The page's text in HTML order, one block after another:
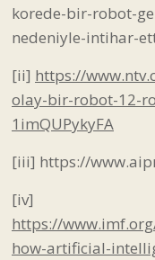
korede-bir-robot-
nedeniyle-intihar-
[ii] https://
olay-bir-robot-12-
1imQUPykyFA
[iii] https://
[iv]
https://
how-artificial-